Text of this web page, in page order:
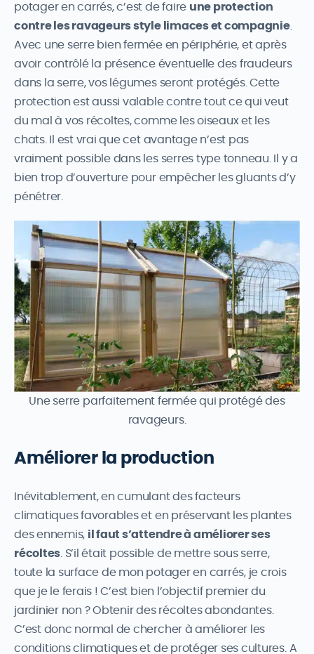
potager en carrés, c’est de faire une protection
contre les ravageurs style limaces et compagnie.
Avec une serre bien fermée en périphérie, et après
avoir contrôlé la présence éventuelle des fraudeurs
dans la serre, vos légumes seront protégés. Cette
protection est aussi valable contre tout ce qui veut
du mal à vos récoltes, comme les oiseaux et les
chats. Il est vrai que cet avantage n’est pas
vraiment possible dans les serres type tonneau. Il y a
bien trop d’ouverture pour empêcher les gluants d’y
pénétrer.
Une serre parfaitement fermée qui protégé des
ravageurs.
Améliorer la production
Inévitablement, en cumulant des facteurs
climatiques favorables et en préservant les plantes
des ennemis, il faut s’attendre à améliorer ses
récoltes . S’il était possible de mettre sous serre,
toute la surface de mon potager en carrés, je crois
que je le ferais ! C’est bien l’objectif premier du
jardinier non ? Obtenir des récoltes abondantes.
C’est donc normal de chercher à améliorer les
conditions climatiques et de protéger ses cultures. A